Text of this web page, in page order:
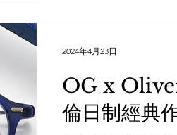
OG x
倫日制經典
2024年4月23日